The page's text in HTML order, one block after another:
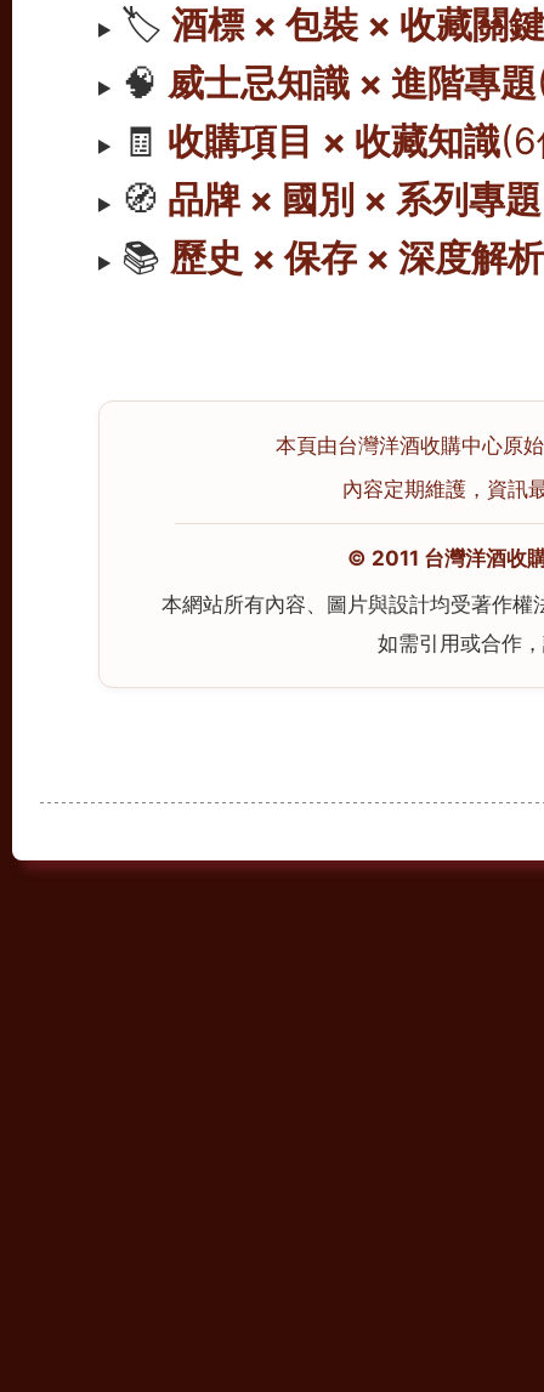
🏷️酒標 × 包裝 × 收藏關
🧠 威士忌知識 × 進階專題
🧾 收購項目 × 收藏知識
🧭 品牌 × 國別 × 系列專題
📚 歷史 × 保存 × 深度解析
本頁由台灣洋酒收購中心原
內容定期維護，資訊
© 2011 台灣洋酒收
本網站所有內容、圖片與設計均受著作
如需引用或合作